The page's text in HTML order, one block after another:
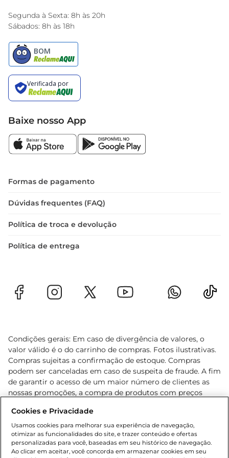
Encarte do Dia
Segunda à Sexta: 8h às 20h
Sábados: 8h às 18h
Baixe nosso App
Formas de pagamento
Dúvidas frequentes (FAQ)
Política de troca e devolução
Política de entrega
Condições gerais: Em caso de divergência de valores, o
valor válido é o do carrinho de compras. Fotos ilustrativas.
Compras sujeitas a confirmação de estoque. Compras
podem ser canceladas em caso de suspeita de fraude. A fim
de garantir o acesso de um maior número de clientes as
nossas promoções, a compra de produtos com preços
cliente. Os preços, ofertas e condições são exclusivos para
o e-commerce e válidos durante o dia de hoje, podendo
sofrer alterações sem prévia notificação. Proibida a venda
de bebidas alcoólicas para menores de 18 anos, conforme
Cookies e Privacidade
Usamos cookies para melhorar sua experiência de navegação,
otimizar as funcionalidades do site, e trazer conteúdo e ofertas
personalizadas para você, baseadas em seu histórico de navegação.
Ao clicar em aceitar, você concorda em armazenar cookies em seu